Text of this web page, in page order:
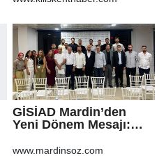
GİSİAD Mardin’den
Yeni Dönem Mesajı:
Daha Çok Üretim
www.mardinsoz.com